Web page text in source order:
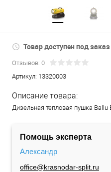
Товар доступен под заказ
Отзывов: 0
Артикул: 13320003
Описание товара:
Дизельная тепловая пушка Ballu
Помощь эксперта
Александр
office@krasnodar-split.ru